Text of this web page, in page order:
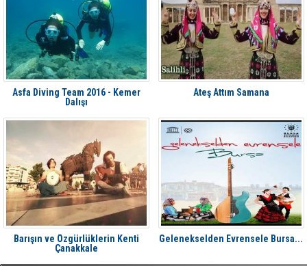
Asfa Diving Team 2016 - Kemer
Dalışı
Ateş Attım Samana
Barışın ve Özgürlüklerin Kenti
Çanakkale
Gelenekselden Evrensele Bursa...